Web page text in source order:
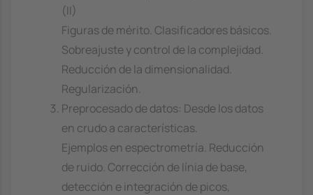
(II)
Figuras de mérito. Clasificadores básicos.
Sobreajuste y control de la complejidad.
Reducción de la dimensionalidad.
Regularización.
Preprocesado de datos: Desde los datos
en crudo a características.
Ejemplos en espectrometría. Reducción
de ruido. Corrección de línia de base,
detección e integración de picos,